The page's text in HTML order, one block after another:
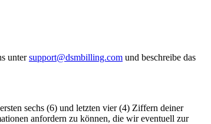
untersupport@dsmbilling.com und beschreibe das
sechs (6) und letzten vier (4) Ziffern deiner
anfordern zu können, die wir eventuell zur